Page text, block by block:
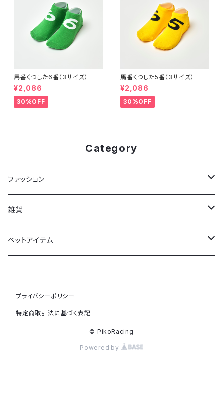
馬番くつした6番（3サイズ）
¥2,086
30%OFF
馬番くつした5番（3サイズ）
¥2,086
30%OFF
Category
ファッション
Tシャツ
靴下
マフラータオル
雑貨
馬券ケース
ペットアイテム
プライバシーポリシー
特定商取引法に基づく表記
© PikoRacing
Powered by